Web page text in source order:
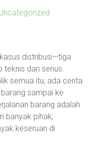
distribusi—tiga
teknis dan serius.
semua itu, ada cerita
sampai ke
barang adalah
banyak pihak,
keseruan di